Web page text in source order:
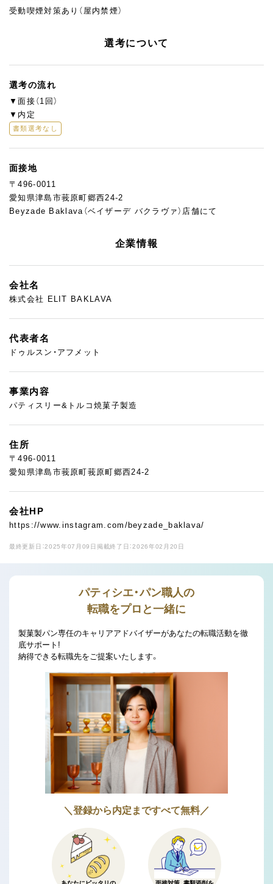
受動喫煙対策あり（屋内禁煙）
選考について
選考の流れ
▼面接（1回）
▼内定
書類選考なし
面接地
〒496-0011
愛知県津島市莪原町郷西24-2
Beyzade Baklava（ベイザーデ バクラヴァ）店舗にて
企業情報
会社名
株式会社 ELIT BAKLAVA
代表者名
ドゥルスン・アフメット
事業内容
パティスリー&トルコ焼菓子製造
住所
〒496-0011
愛知県津島市莪原町莪原町郷西24-2
会社HP
https://www.instagram.com/beyzade_baklava/
最終更新日：2025年07月09日 掲載終了日：2026年02月20日
パティシエ・パン職人の
転職をプロと一緒に
製菓製パン専任のキャリアアドバイザーがあなたの転職活動を徹
底サポート!
納得できる転職先をご提案いたします。
＼登録から内定まですべて無料／